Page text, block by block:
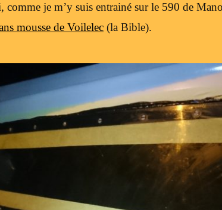
comme je m’y suis entrainé sur le 590 de
mousse de Voilelec (la Bible).